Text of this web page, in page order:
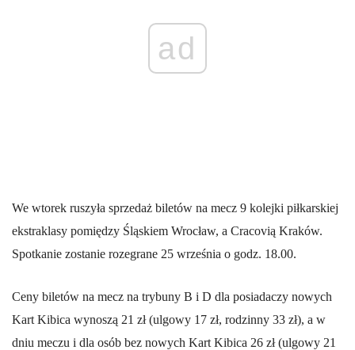
ad
We wtorek ruszyła sprzedaż biletów na mecz 9 kolejki piłkarskiej
ekstraklasy pomiędzy Śląskiem Wrocław, a Cracovią Kraków.
Spotkanie zostanie rozegrane 25 września o godz. 18.00.
Ceny biletów na mecz na trybuny B i D dla posiadaczy nowych
Kart Kibica wynoszą 21 zł (ulgowy 17 zł, rodzinny 33 zł), a w
dniu meczu i dla osób bez nowych Kart Kibica 26 zł (ulgowy 21